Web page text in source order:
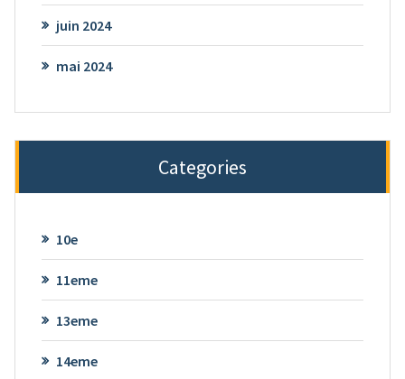
juin 2024
mai 2024
Categories
10e
11eme
13eme
14eme